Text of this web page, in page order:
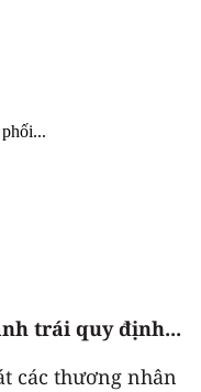
trái quy định...
các thương nhân